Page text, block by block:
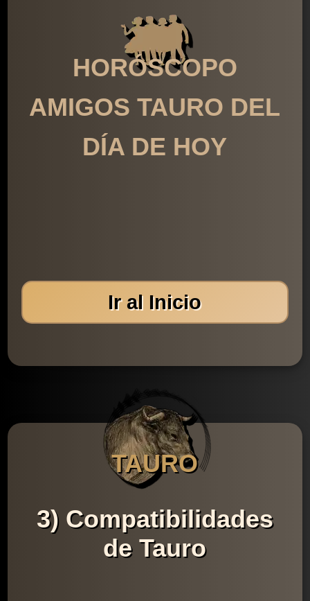
HORÓSCOPO
AMIGOS TAURO DEL
DÍA DE HOY
Ir al Inicio
TAURO
3) Compatibilidades
de Tauro